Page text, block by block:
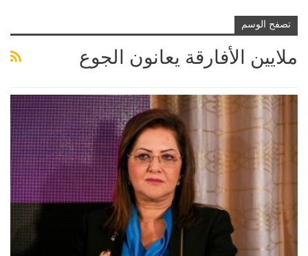
تصفح الوسم
ملايين الأفارقة يعانون الجوع